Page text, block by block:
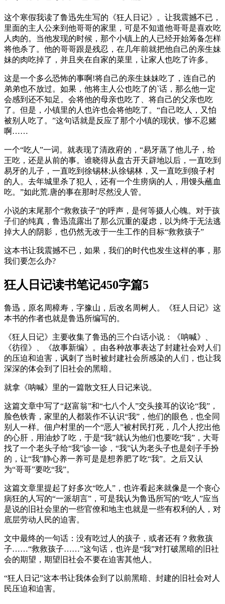
这个寒假我读了鲁迅先生写的《狂人日记》。让我震撼不已，
里面的主人公来到他哥哥的家里，可是不知道他哥哥是喜欢吃
人肉的。当他发现的时候，那个小镇上的人已经开始筹备怎样
将他杀了。他的哥哥跟是残忍，在几年前就把他自己的亲生妹
妹的肉吃掉了，并且夹在自家的菜里，让家人也吃了许多。
这是一个多么恐怖的事啊!将自己的亲生妹妹吃了，连自己的
弟弟也不放过。如果，他将主人公也吃了的`话，那么他一定
会感到还不知足。会将他的母亲也吃了、将自己的父亲也吃
了。但是，小镇里的人也许也会将他吃了。“自己吃人，又怕
被别人吃了。”这句话就是反应了那个小镇的现状。惨不忍赌
啊……
一个“吃人”一词。就表现了清政府的，“易牙蒸了他儿子，给
王吃，还是从前的事。谁晓得从盘古开天辟地以后，一直吃到
易牙的儿子，一直吃到徐锡林;从徐锡林，又一直吃到狼子村
的人。去年城里杀了犯人，还有一个生痨病的人，用馒头蘸血
吃。”如此荒.唐的事在那时尽然没人管。
小说的末尾那个“救救孩子”的呼声，是何等摄人心魄。对于孩
子们的纯真，鲁迅流露出了那么沉重的凝虑，以为终于无法逃
掉大人的阴影，也仍然无改于一生工作的目标“救救孩子”
这本书让我震撼不已，如果，我们的时代也发生这样的事，那
我们要怎么办?
狂人日记读书笔记450字篇5
鲁迅，原名周樟寿，字豫山，后改名周树人。《狂人日记》这
本书的作者也就是鲁迅所编写的。
《狂人日记》主要收集了鲁迅的三个白话小说：《呐喊》、
《彷徨》、《故事新编》。由各种故事表达了封建社会对人们
的压迫和迫害，讽刺了当时被封建社会所感染的人们，也让我
深深的体会到了旧社会的黑暗。
就拿《呐喊》里的一篇散文狂人日记来说。
这篇文章中写了“赵富翁”和“七八个人”交头接耳的议论“我”，
脸色铁青，家里的人都装作不认识“我”，他们的眼色，也全同
别人一样。佃户村里的一个“恶人”被村民打死，几个人挖出他
的心肝，用油炒了吃，于是“我”就认为他们也要吃“我”，大哥
找了一个老头子给“我”诊一诊，“我”认为老头子也是刽子手扮
的，让“我”静心养一养可是是想养肥了吃“我”。之后又认
为“哥哥”要吃“我”。
这篇文章里提起了好多次“吃人”，也许看起来就像是一个丧心
病狂的人写的“一派胡言”，可是我认为鲁迅所写的“吃人”应当
是说的旧社会里的一些官僚和地主也就是一些有权利的人，对
底层劳动人民的迫害。
文中最终的一句话：没有吃过人的孩子，或者还有？救救孩
子……“救救孩子……”这句话，也许是“我”对打破黑暗的旧社
会的期望，期望旧社会不要在迫害其他人。
“狂人日记”这本书让我体会到了以前黑暗、封建的旧社会对人
民压迫和迫害。